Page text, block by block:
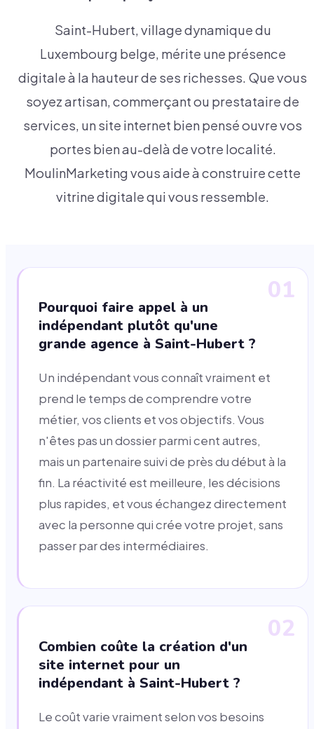
Saint-Hubert, village dynamique du
Luxembourg belge, mérite une présence
digitale à la hauteur de ses richesses. Que vous
soyez artisan, commerçant ou prestataire de
services, un site internet bien pensé ouvre vos
portes bien au-delà de votre localité.
MoulinMarketing vous aide à construire cette
vitrine digitale qui vous ressemble.
01
Pourquoi faire appel à un
indépendant plutôt qu'une
grande agence à Saint-Hubert ?
Un indépendant vous connaît vraiment et
prend le temps de comprendre votre
métier, vos clients et vos objectifs. Vous
n'êtes pas un dossier parmi cent autres,
mais un partenaire suivi de près du début à la
fin. La réactivité est meilleure, les décisions
plus rapides, et vous échangez directement
avec la personne qui crée votre projet, sans
passer par des intermédiaires.
02
Combien coûte la création d'un
site internet pour un
indépendant à Saint-Hubert ?
Le coût varie vraiment selon vos besoins